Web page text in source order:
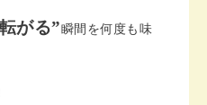
がる”瞬間を何度も味